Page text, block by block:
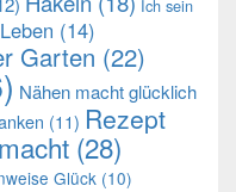
Ich sein
Leben (14)
Garten (22)
Nähen macht glücklich
(11) Rezept
(28)
Glück (10)